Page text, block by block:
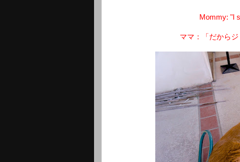
Mommy: "I
ママ：「だからジ